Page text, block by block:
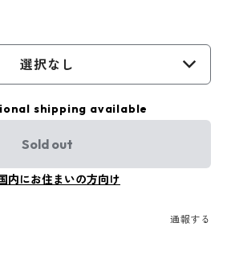
選択なし
shipping available
Sold out
内にお住まいの方向け
通報する